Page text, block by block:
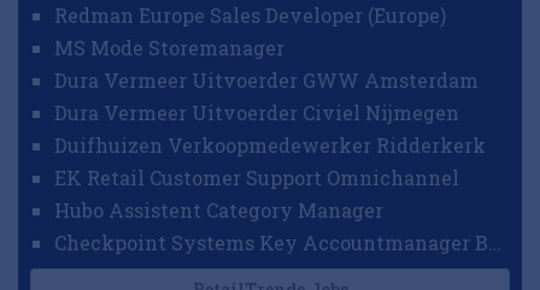
Redman Europe Sales Developer (Europe)
MS Mode Storemanager
Dura Vermeer Uitvoerder GWW Amsterdam
Dura Vermeer Uitvoerder Civiel Nijmegen
Duifhuizen Verkoopmedewerker Ridderkerk
EK Retail Customer Support Omnichannel
Hubo Assistent Category Manager